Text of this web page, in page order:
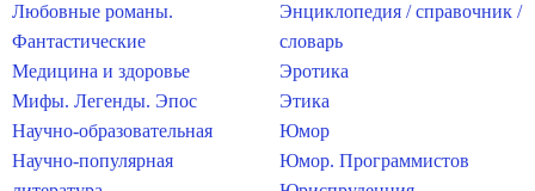
Любовные романы.
Фантастические
Медицина и здоровье
Мифы. Легенды. Эпос
Научно-образовательная
Научно-популярная
Энциклопедия / справочник /
словарь
Эротика
Этика
Юмор
Юмор. Программистов